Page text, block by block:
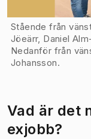
Stående från
Jöeärr, Daniel
Nedanför från
Johansson.
Vad är det
exjobb?